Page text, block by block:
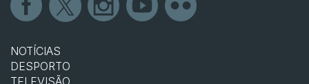
NOTÍCIAS
DESPORTO